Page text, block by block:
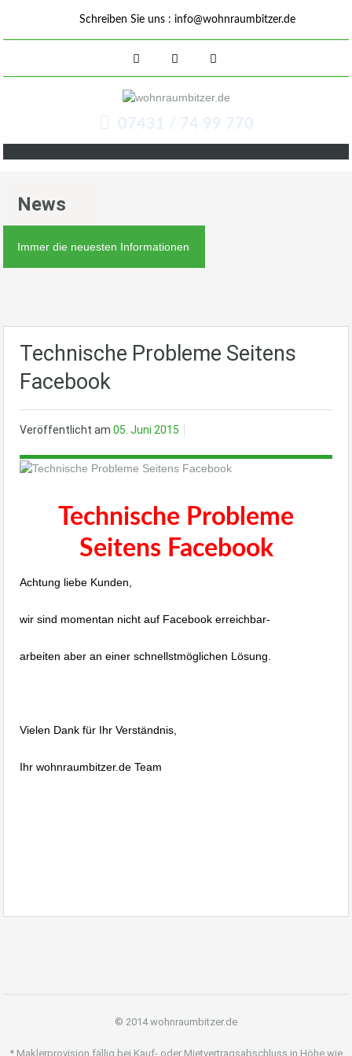
Schreiben Sie uns : info@wohnraumbitzer.de
07431 / 74 99 770
News
Immer die neuesten Informationen
Technische Probleme Seitens
Facebook
Veröffentlicht am 05. Juni 2015
Technische Probleme
Seitens Facebook
Achtung liebe Kunden,
wir sind momentan nicht auf Facebook erreichbar-
arbeiten aber an einer schnellstmöglichen Lösung.
Vielen Dank für Ihr Verständnis,
Ihr wohnraumbitzer.de Team
© 2014 wohnraumbitzer.de
* Maklerprovision fällig bei Kauf- oder Mietvertragsabschluss in Höhe wie